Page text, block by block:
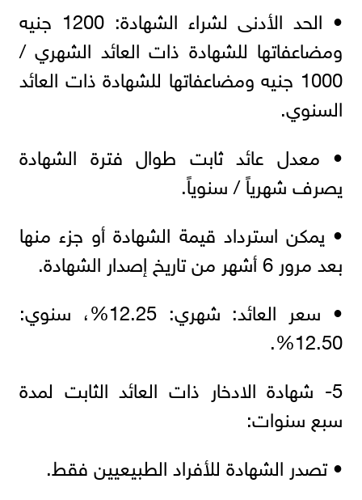
• الحد الأدنى لشراء الشهادة: 1200 جنيه
ومضاعفاتها للشهادة ذات العائد الشهري /
1000 جنيه ومضاعفاتها للشهادة ذات العائد
السنوي.
• معدل عائد ثابت طوال فترة الشهادة
يصرف شهرياً / سنوياً.
• يمكن استرداد قيمة الشهادة أو جزء منها
بعد مرور 6 أشهر من تاريخ إصدار الشهادة.
• سعر العائد: شهري: 12.25%، سنوي:
12.50%.
5- شهادة الادخار ذات العائد الثابت لمدة
سبع سنوات:
• تصدر الشهادة للأفراد الطبيعيين فقط.